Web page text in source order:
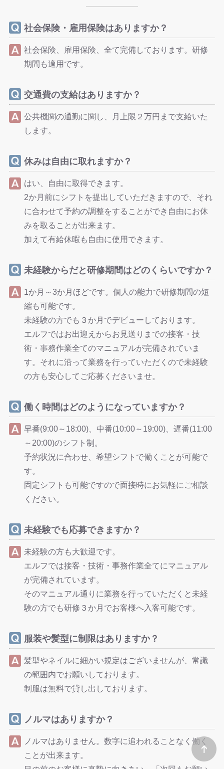
社会保険・雇用保険はありますか？
社会保険、雇用保険、全て完備しております。研修
期間も適用です。
交通費の支給はありますか？
公共機関の通勤に関し、月上限２万円まで支給いた
します。
休みは自由に取れますか？
はい、自由に取得できます。
2か月前にシフトを提出していただきますので、それ
に合わせて予約の調整をすることができ自由にお休
みを取ることが出来ます。
加えて有給休暇も自由に使用できます。
未経験からだと研修期間はどのくらいですか？
1か月～3か月ほどです。個人の能力で研修期間の短
縮も可能です。
未経験の方でも３か月でデビューしております。
エルフではお出迎えからお見送りまでの接客・技
術・事務作業全てのマニュアルが完備されていま
す。それに沿って業務を行っていただくので未経験
の方も安心してご応募くださいませ。
働く時間はどのようになっていますか？
早番(9:00～18:00)、中番(10:00～19:00)、遅番(11:00
～20:00)のシフト制。
予約状況に合わせ、希望シフトで働くことが可能で
す。
固定シフトも可能ですので面接時にお気軽にご相談
ください。
未経験でも応募できますか？
未経験の方も大歓迎です。
エルフでは接客・技術・事務作業全てにマニュアル
が完備されています。
そのマニュアル通りに業務を行っていただくと未経
験の方でも研修３か月でお客様へ入客可能です。
服装や髪型に制限はありますか？
髪型やネイルに細かい規定はございませんが、常識
の範囲内でお願いしております。
制服は無料で貸し出しております。
ノルマはありますか？
ノルマはありません。数字に追われることなく働く
ことが出来ます。